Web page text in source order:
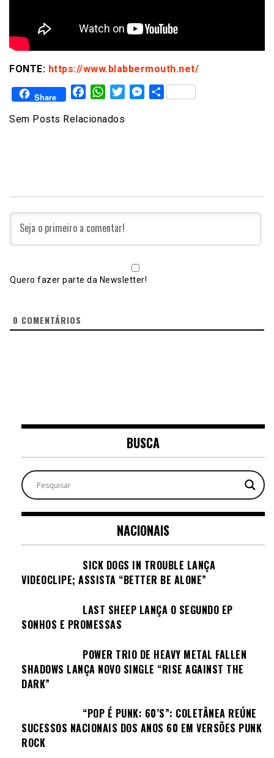
FONTE: https://www.blabbermouth.net/
Share FacebookWhatsAppTwitterMessenger
Share
Sem Posts Relacionados
Quero fazer parte da Newsletter!
0 COMENTÁRIOS
BUSCA
NACIONAIS
SICK DOGS IN TROUBLE LANÇA
VIDEOCLIPE; ASSISTA “BETTER BE ALONE”
LAST SHEEP LANÇA O SEGUNDO EP
SONHOS E PROMESSAS
POWER TRIO DE HEAVY METAL FALLEN
SHADOWS LANÇA NOVO SINGLE “RISE AGAINST THE
DARK”
“POP É PUNK: 60’S”: COLETÂNEA REÚNE
SUCESSOS NACIONAIS DOS ANOS 60 EM VERSÕES PUNK
ROCK